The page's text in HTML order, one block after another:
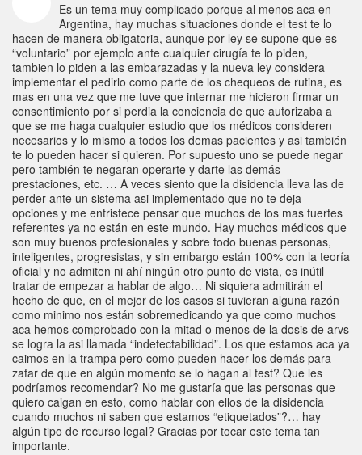
Es un tema muy complicado porque al menos aca en
Argentina, hay muchas situaciones donde el test te lo
hacen de manera obligatoria, aunque por ley se supone que es
“voluntario” por ejemplo ante cualquier cirugía te lo piden,
tambien lo piden a las embarazadas y la nueva ley considera
implementar el pedirlo como parte de los chequeos de rutina, es
mas en una vez que me tuve que internar me hicieron firmar un
consentimiento por si perdia la conciencia de que autorizaba a
que se me haga cualquier estudio que los médicos consideren
necesarios y lo mismo a todos los demas pacientes y asi también
te lo pueden hacer si quieren. Por supuesto uno se puede negar
pero también te negaran operarte y darte las demás
prestaciones, etc. … A veces siento que la disidencia lleva las de
perder ante un sistema asi implementado que no te deja
opciones y me entristece pensar que muchos de los mas fuertes
referentes ya no están en este mundo. Hay muchos médicos que
son muy buenos profesionales y sobre todo buenas personas,
inteligentes, progresistas, y sin embargo están 100% con la teoría
oficial y no admiten ni ahí ningún otro punto de vista, es inútil
tratar de empezar a hablar de algo… Ni siquiera admitirán el
hecho de que, en el mejor de los casos si tuvieran alguna razón
como minimo nos están sobremedicando ya que como muchos
aca hemos comprobado con la mitad o menos de la dosis de arvs
se logra la asi llamada “indetectabilidad”. Los que estamos aca ya
caimos en la trampa pero como pueden hacer los demás para
zafar de que en algún momento se lo hagan al test? Que les
podríamos recomendar? No me gustaría que las personas que
quiero caigan en esto, como hablar con ellos de la disidencia
cuando muchos ni saben que estamos “etiquetados”?… hay
algún tipo de recurso legal? Gracias por tocar este tema tan
importante.